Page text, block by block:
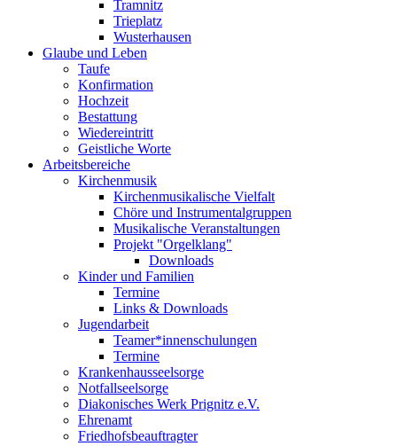
Tramnitz
Trieplatz
Wusterhausen
Glaube und Leben
Taufe
Konfirmation
Hochzeit
Bestattung
Wiedereintritt
Geistliche Worte
Arbeitsbereiche
Kirchenmusik
Kirchenmusikalische Vielfalt
Chöre und Instrumentalgruppen
Musikalische Veranstaltungen
Projekt "Orgelklang"
Downloads
Kinder und Familien
Termine
Links & Downloads
Jugendarbeit
Teamer*innenschulungen
Termine
Krankenhausseelsorge
Notfallseelsorge
Diakonisches Werk Prignitz e.V.
Ehrenamt
Friedhofsbeauftragter